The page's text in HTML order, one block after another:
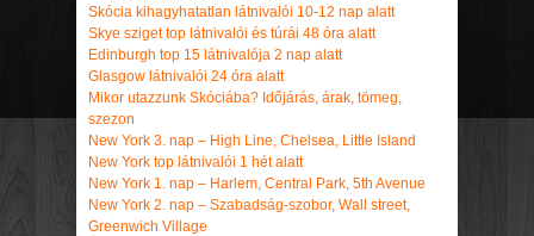
Skócia kihagyhatatlan látnivalói 10-12 nap alatt
Skye sziget top látnivalói és túrái 48 óra alatt
Edinburgh top 15 látnivalója 2 nap alatt
Glasgow látnivalói 24 óra alatt
Mikor utazzunk Skóciába? Időjárás, árak, tömeg,
szezon
New York 3. nap – High Line, Chelsea, Little Island
New York top látnivalói 1 hét alatt
New York 1. nap – Harlem, Central Park, 5th Avenue
New York 2. nap – Szabadság-szobor, Wall street,
Greenwich Village